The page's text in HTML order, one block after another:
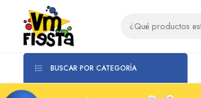
BUSCAR POR CATEGORÍA